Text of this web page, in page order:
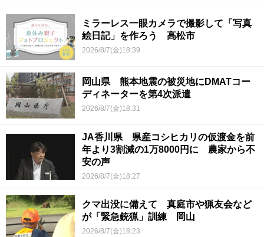
ミラーレス一眼カメラで撮影して「写真
絵日記」を作ろう 高松市
2026/8/7(金)18:39
岡山県 熊本地震の被災地にDMATコー
ディネーターを第4次派遣
2026/8/7(金)18:31
JA香川県 県産コシヒカリの仮渡金を前
年より3割減の1万8000円に 農家から不
安の声
2026/8/7(金)18:27
クマ出没に備えて 真庭市や猟友会など
が「緊急銃猟」訓練 岡山
2026/8/7(金)18:23